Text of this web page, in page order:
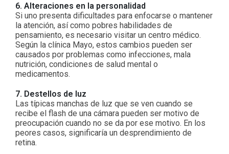
6. Alteraciones en la personalidad
Si uno presenta dificultades para enfocarse o mantener
la atención, así como pobres habilidades de
pensamiento, es necesario visitar un centro médico.
Según la clínica Mayo, estos cambios pueden ser
causados por problemas como infecciones, mala
nutrición, condiciones de salud mental o
medicamentos.
7. Destellos de luz
Las típicas manchas de luz que se ven cuando se
recibe el flash de una cámara pueden ser motivo de
preocupación cuando no se da por ese motivo. En los
peores casos, significaría un desprendimiento de
retina.